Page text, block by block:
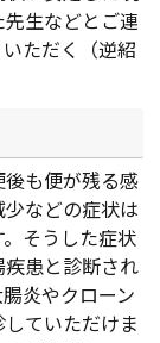
生などとご連
ただく（逆紹
も便が残る感
などの症状は
そうした症状
患と診断され
炎やクローン
ていただけま